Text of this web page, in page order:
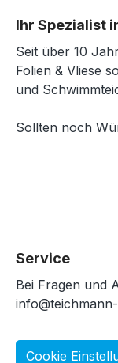
Ihr Spezialist
Seit über 10
Folien & Vliese
und
Sollten noch
Service
Bei Fragen und
Cookie